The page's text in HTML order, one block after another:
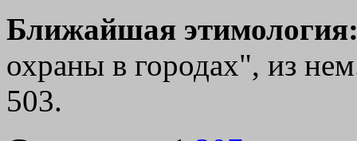
Ближайшая
охраны в городах", из
503.